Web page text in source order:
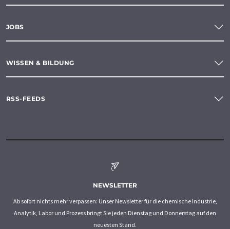
JOBS
WISSEN & BILDUNG
RSS-FEEDS
NEWSLETTER
Ab sofort nichts mehr verpassen: Unser Newsletter für die chemische Industrie,
Analytik, Labor und Prozess bringt Sie jeden Dienstag und Donnerstag auf den
neuesten Stand.